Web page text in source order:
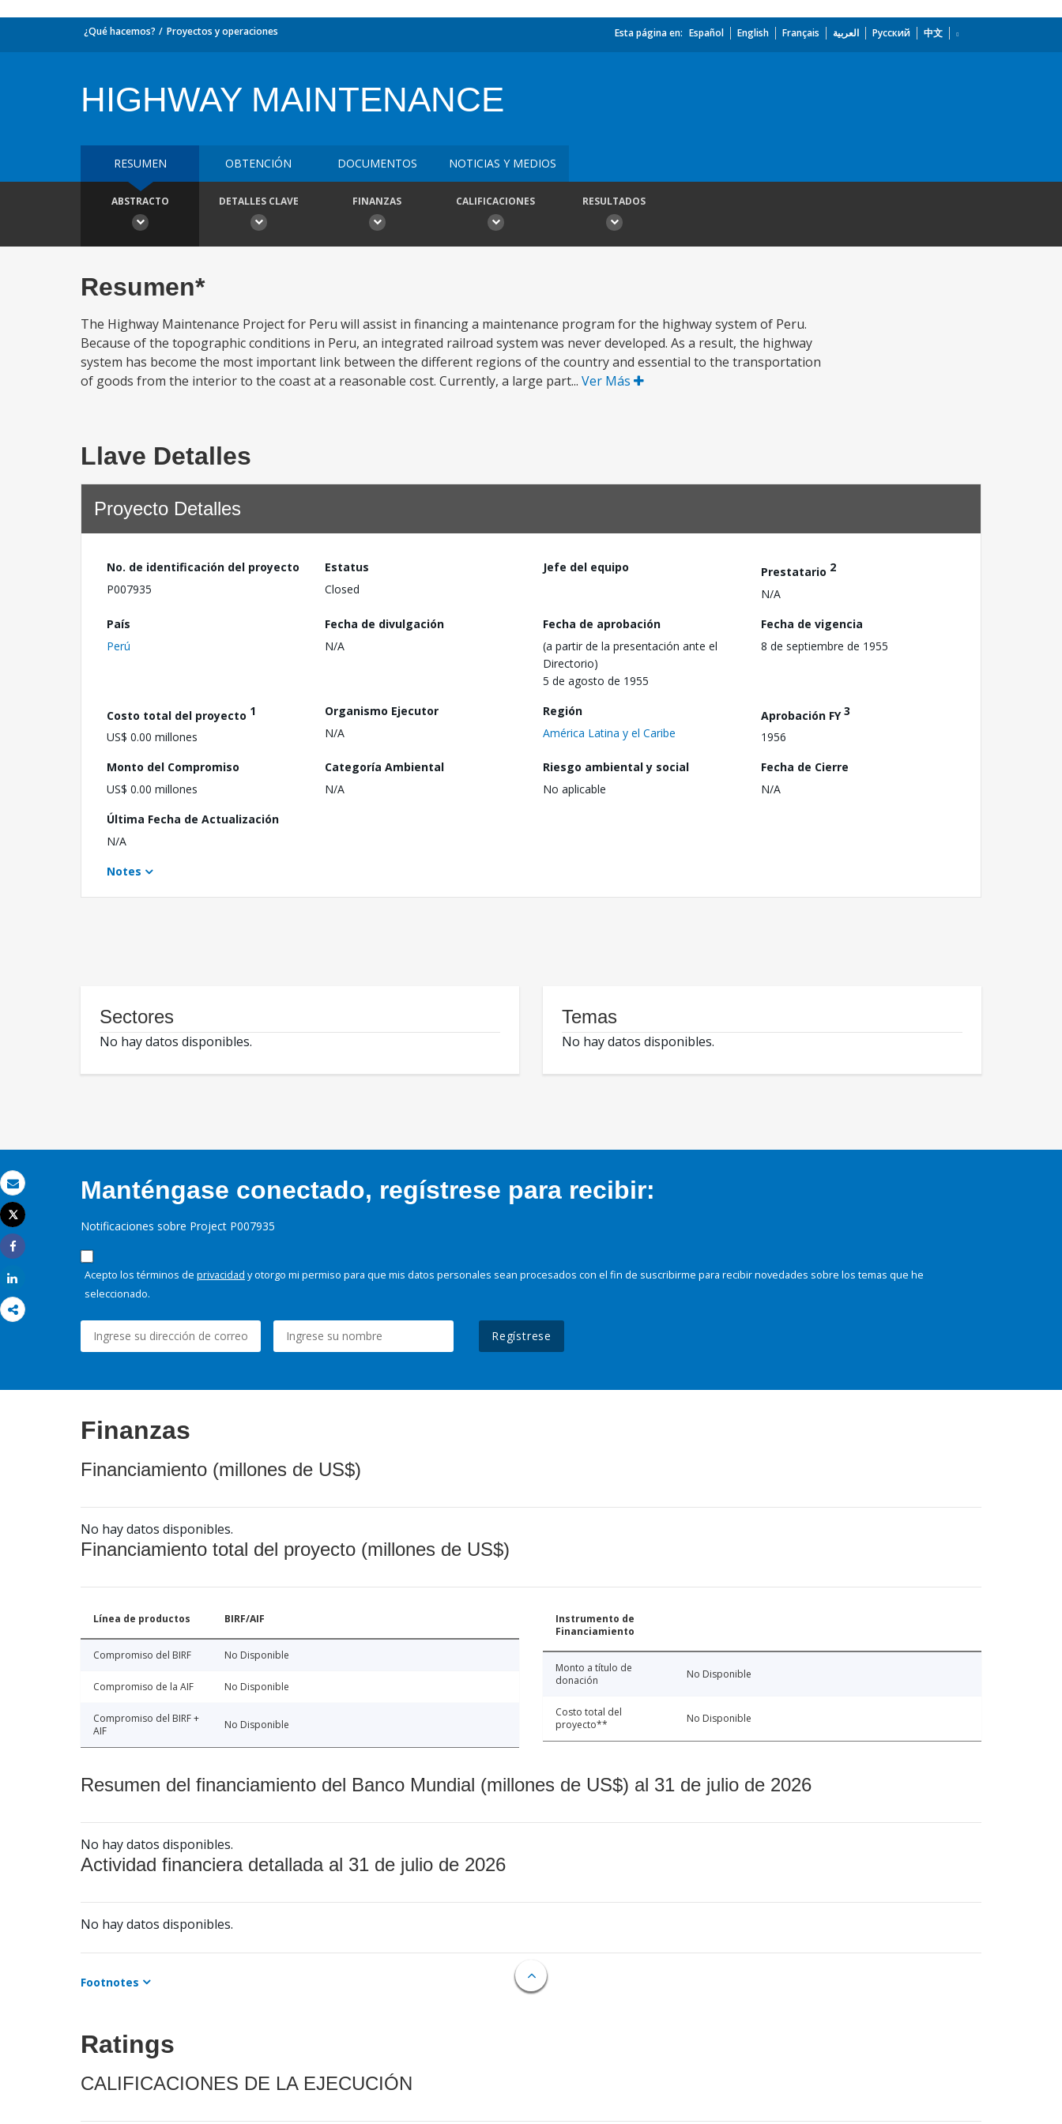
Correo electrónico
Imprimir
Tweet
Share
¿Qué hacemos? Proyectos y operaciones Esta página en: Español English Français العربية Русский 中文
HIGHWAY MAINTENANCE
RESUMEN OBTENCIÓN DOCUMENTOS NOTICIAS Y MEDIOS
ABSTRACTO DETALLES CLAVE FINANZAS CALIFICACIONES RESULTADOS
Resumen*
The Highway Maintenance Project for Peru will assist in financing a maintenance program for the highway system of Peru.
Because of the topographic conditions in Peru, an integrated railroad system was never developed. As a result, the highway
system has become the most important link between the different regions of the country and essential to the transportation
of goods from the interior to the coast at a reasonable cost. Currently, a large part... Ver Más
Llave Detalles
Proyecto Detalles
No. de identificación del proyecto
P007935
Estatus
Closed
Jefe del equipo Prestatario 2
N/A
País
Perú
Fecha de divulgación
N/A
Fecha de aprobación
(a partir de la presentación ante el
Directorio)
5 de agosto de 1955
Fecha de vigencia
8 de septiembre de 1955
Costo total del proyecto 1
US$ 0.00 millones
Organismo Ejecutor
N/A
Región
América Latina y el Caribe
Aprobación FY3
1956
Monto del Compromiso
US$ 0.00 millones
Categoría Ambiental
N/A
Riesgo ambiental y social
No aplicable
Fecha de Cierre
N/A
Última Fecha de Actualización
N/A
Notes
Sectores
No hay datos disponibles.
Temas
No hay datos disponibles.
Manténgase conectado, regístrese para recibir:
Notificaciones sobre Project P007935
Acepto los términos de privacidad y otorgo mi permiso para que mis datos personales sean procesados con el fin de suscribirme para recibir novedades sobre los temas que he
seleccionado.
Regístrese
Finanzas
Financiamiento (millones de US$)
No hay datos disponibles.
Financiamiento total del proyecto (millones de US$)
Línea de productos BIRF/AIF
Compromiso del BIRF No Disponible
Compromiso de la AIF No Disponible
Compromiso del BIRF +
AIF
No Disponible
Instrumento de
Financiamiento
Monto a título de
donación
No Disponible
Costo total del
proyecto**
No Disponible
Resumen del financiamiento del Banco Mundial (millones de US$) al 31 de julio de 2026
No hay datos disponibles.
Actividad financiera detallada al 31 de julio de 2026
No hay datos disponibles.
Footnotes
Ratings
CALIFICACIONES DE LA EJECUCIÓN